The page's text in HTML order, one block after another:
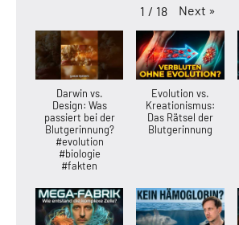
1 / 18 Next »
Darwin vs.
Design: Was
passiert bei der
Blutgerinnung?
#evolution
#biologie
#fakten
Evolution vs.
Kreationismus:
Das Rätsel der
Blutgerinnung